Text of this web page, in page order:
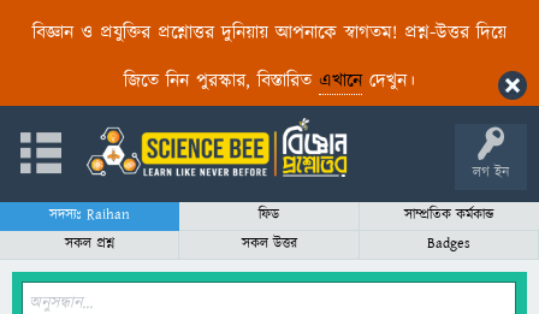
বিজ্ঞান ও প্রযুক্তির প্রশ্নোত্তর দুনিয়ায় আপনাকে স্বাগতম! প্রশ্ন-উত্তর দিয়ে
জিতে নিন পুরস্কার, বিস্তারিত এখানেদেখুন।
লগ ইন
সদস্যঃ Raihan ফিড
সাম্প্রতিক কর্মকান্ড
সকল প্রশ্ন
সকল উত্তর Badges